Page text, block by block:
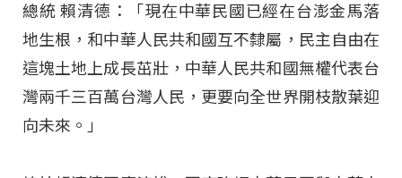
總統 賴清德：「現在中華民國已經在台澎金馬落
地生根，和中華人民共和國互不隸屬，民主自由在
這塊土地上成長茁壯，中華人民共和國無權代表台
灣兩千三百萬台灣人民，更要向全世界開枝散葉迎
向未來。」